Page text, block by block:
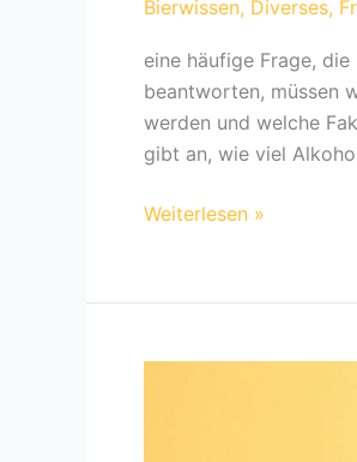
Bierwissen, Diverses,
eine häufige Frage,
beantworten, müssen
werden und welche
gibt an, wie viel
Wie
hat
Bier?
Weiterlesen »